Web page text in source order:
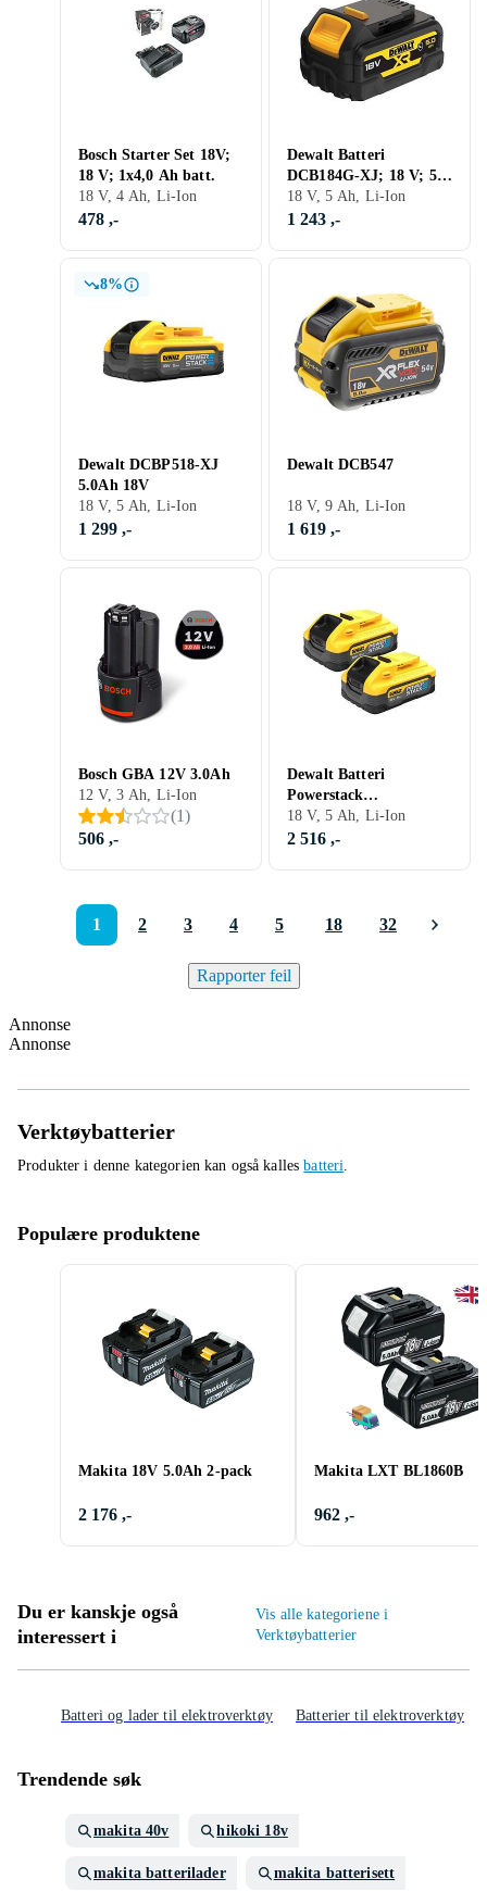
Bosch Starter Set 18V;
18 V; 1x4,0 Ah batt.
18 V, 4 Ah, Li-Ion
478 ,-
Dewalt Batteri
DCB184G-XJ; 18 V; 5.0
Ah; Li-ion
18 V, 5 Ah, Li-Ion
1 243 ,-
8%
Dewalt DCBP518-XJ
5.0Ah 18V
18 V, 5 Ah, Li-Ion
1 299 ,-
Dewalt DCB547
18 V, 9 Ah, Li-Ion
1 619 ,-
Bosch GBA 12V 3.0Ah
12 V, 3 Ah, Li-Ion
(1)
506 ,-
Dewalt Batteri
Powerstack
DCBP518H2; 18 V; 5.0
Ah; Li-ion; 2 st.
18 V, 5 Ah, Li-Ion
2 516 ,-
1 2 3 4 5 18 32
Rapporter feil
Annonse
Annonse
Verktøybatterier
Produkter i denne kategorien kan også kallesbatteri.
Populære produktene
Makita 18V 5.0Ah 2-pack
2 176 ,-
Makita LXT BL1860B
962 ,-
Du er kanskje også
interessert i
Vis alle kategoriene i
Verktøybatterier
Batteri og lader til elektroverktøy Batterier til elektroverktøy
Trendende søk
makita 40v hikoki 18v
makita batterilader makita batterisett